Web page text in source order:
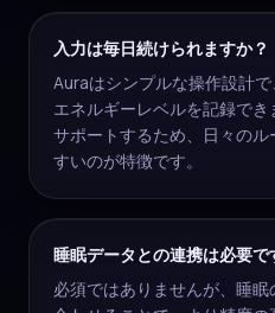
入力は毎日続けられますか？
Auraはシンプルな操作設計
エネルギーレベルを記録で
サポートするため、日々の
すいのが特徴です。
睡眠データとの連携は必要で
必須ではありませんが、睡